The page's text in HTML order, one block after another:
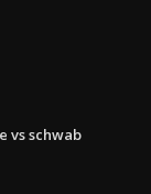
vs schwab